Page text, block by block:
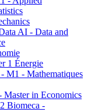
AI - Data and
1 Énergie
- Mathematiques
in Economics
Biomeca -